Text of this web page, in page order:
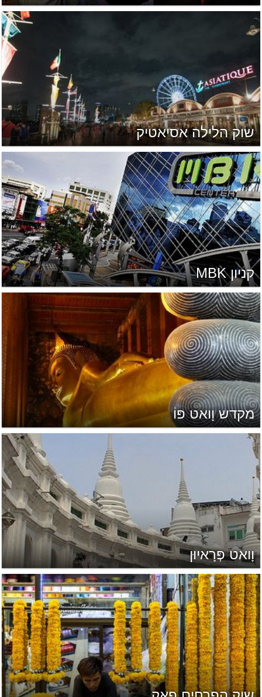
שוק הלילה אסיאטיק
קניון MBK
מקדש וָואט פּוֹ
וָואט פְּרָאיוּן